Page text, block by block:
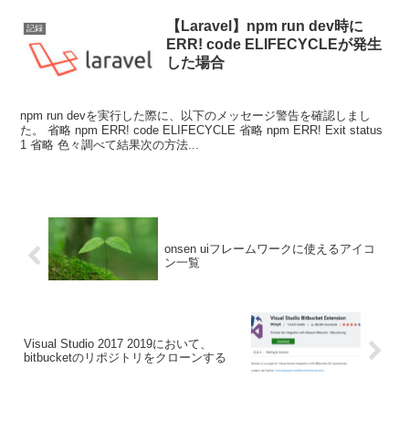
記録
【Laravel】npm run dev時に
ERR! code ELIFECYCLEが発生
した場合
npm run devを実行した際に、以下のメッセージ警告を確認しまし
た。 省略 npm ERR! code ELIFECYCLE 省略 npm ERR! Exit status
1 省略 色々調べて結果次の方法...
onsen uiフレームワークに使えるアイコ
ン一覧
Visual Studio 2017 2019において、
bitbucketのリポジトリをクローンする